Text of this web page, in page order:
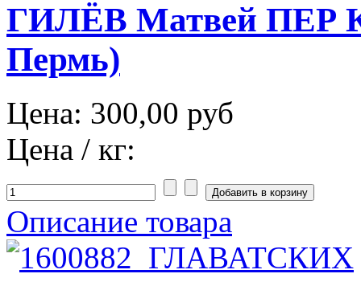
ГИЛЁВ Матвей ПЕР
Пермь)
Цена: 300,00 руб
Цена / кг:
Описание товара